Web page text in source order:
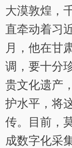
大漠敦煌，
直牵动着习
月，他在甘
调，要十分
贵文化遗产
护水平，将
传。目前，
成数字化采